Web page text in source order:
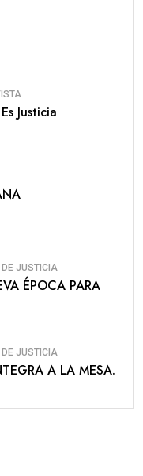
Justicia
JUSTICIA
ÉPOCA PARA
JUSTICIA
A LA MESA.